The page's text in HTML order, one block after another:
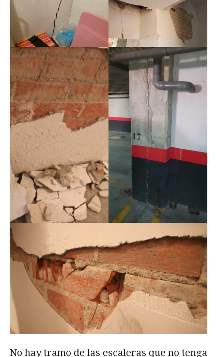
No hay tramo de las escaleras que no tenga